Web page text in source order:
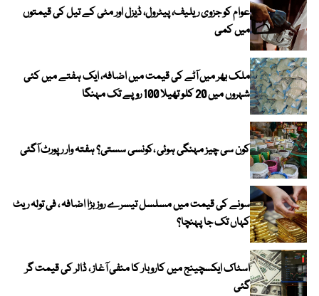
عوام کو جزوی ریلیف، پیٹرول، ڈیزل اور مٹی کے تیل کی قیمتوں
میں کمی
ملک بھر میں آٹے کی قیمت میں اضافہ، ایک ہفتے میں کئی
شہروں میں 20 کلو تھیلا 100 روپے تک مہنگا
کون سی چیز مہنگی ہوئی ،کونسی سستی؟ ہفتہ وار رپورٹ آگئی
سونے کی قیمت میں مسلسل تیسرے روز بڑا اضافہ ، فی تولہ ریٹ
کہاں تک جا پہنچا؟
اسٹاک ایکسچینج میں کاروبار کا منفی آغاز ، ڈالر کی قیمت گر
گئی